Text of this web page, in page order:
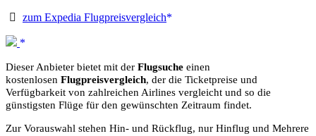
zum Expedia Flugpreisvergleich
Dieser Anbieter bietet mit der Flugsuche einen
kostenlosen Flugpreisvergleich, der die Ticketpreise und
Verfügbarkeit von zahlreichen Airlines vergleicht und so die
günstigsten Flüge für den gewünschten Zeitraum findet.
Zur Vorauswahl stehen Hin- und Rückflug, nur Hinflug und Mehrere